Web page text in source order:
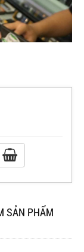
SẢN PHẨM